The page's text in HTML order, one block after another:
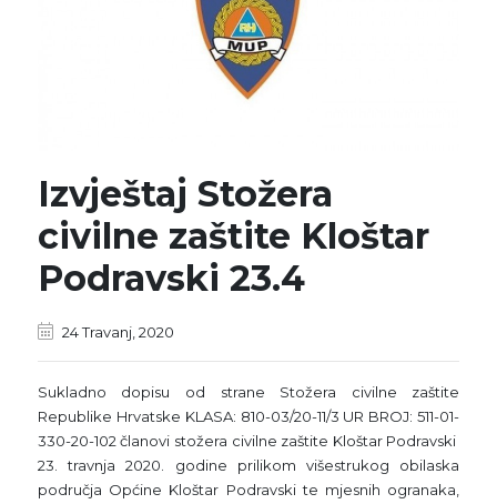
Izvještaj Stožera
civilne zaštite Kloštar
Podravski 23.4
24 Travanj, 2020
Sukladno dopisu od strane Stožera civilne zaštite
Republike Hrvatske KLASA: 810-03/20-11/3 UR BROJ: 511-01-
330-20-102 članovi stožera civilne zaštite Kloštar Podravski
23. travnja 2020. godine prilikom višestrukog obilaska
područja Općine Kloštar Podravski te mjesnih ogranaka,